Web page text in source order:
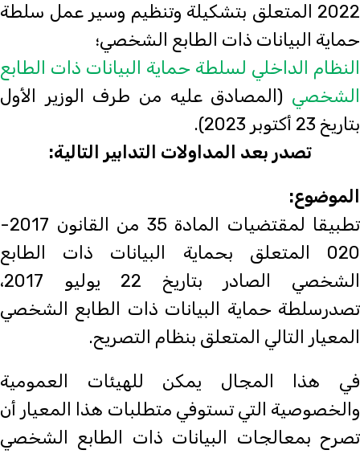
2022 المتعلق بتشكيلة وتنظيم وسير عمل سلطة
حماية البيانات ذات الطابع الشخصي؛
النظام الداخلي لسلطة حماية البيانات ذات الطابع
الشخصي (المصادق عليه من طرف الوزير الأول
بتاريخ 23 أكتوبر 2023).
تصدر بعد المداولات التدابير التالية:
الموضوع:
تطبيقا لمقتضيات المادة 35 من القانون 2017-
020 المتعلق بحماية البيانات ذات الطابع
الشخصي الصادر بتاريخ 22 يوليو 2017،
تصدرسلطة حماية البيانات ذات الطابع الشخصي
المعيار التالي المتعلق بنظام التصريح.
في هذا المجال يمكن للهيئات العمومية
والخصوصية التي تستوفي متطلبات هذا المعيار أن
تصرح بمعالجات البيانات ذات الطابع الشخصي